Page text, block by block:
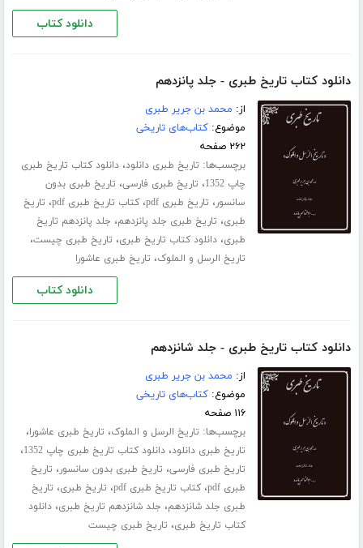
دانلود کتاب
دانلود کتاب تاریخ طبری - جلد پانزدهم
از: محمد بن جریر طبری
موضوع:کتاب‌های تاریخی
۲۶۲ صفحه
برچسب‌ها: تاریخ طبری دانلود،دانلود کتاب تاریخ طبری
چاپ 1352
، تاریخ طبری فارسی، تاریخ طبری بدون
سانسور، تاریخ طبری pdf ،کتاب تاریخ طبری pdf ، تاریخ
طبری، تاریخ طبری جلد ‌پانزدهم، جلد پانزدهم تاریخ
طبری،دانلود کتاب تاریخ طبری، تاریخ طبری چیست،
تاریخ الرسل و الملوک، تاریخ طبری عاشورا
دانلود کتاب
دانلود کتاب تاریخ طبری - جلد شانزدهم
از: محمد بن جریر طبری
موضوع:کتاب‌های تاریخی
۱۱۶ صفحه
برچسب‌ها: تاریخ الرسل و الملوک، تاریخ طبری عاشورا،
تاریخ طبری دانلود،دانلود کتاب تاریخ طبری چاپ 1352 ،
تاریخ طبری فارسی، تاریخ طبری بدون سانسور، تاریخ
طبری pdf
،کتاب تاریخ طبری pdf ، تاریخ طبری، تاریخ
طبری جلد ‌شانزدهم، جلد شانزدهم تاریخ طبری،دانلود
کتاب تاریخ طبری، تاریخ طبری چیست